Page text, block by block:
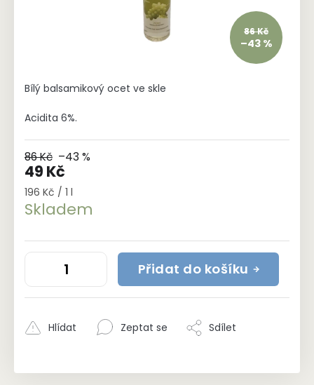
86 Kč
–43 %
86 Kč –43 %
49 Kč
Měrná
cena:
196 Kč / 1 l
Skladem
Přidat do košíku
Bílý balsamikový ocet ve skle
Acidita 6%.
Zeptat se
Hlídat Sdílet